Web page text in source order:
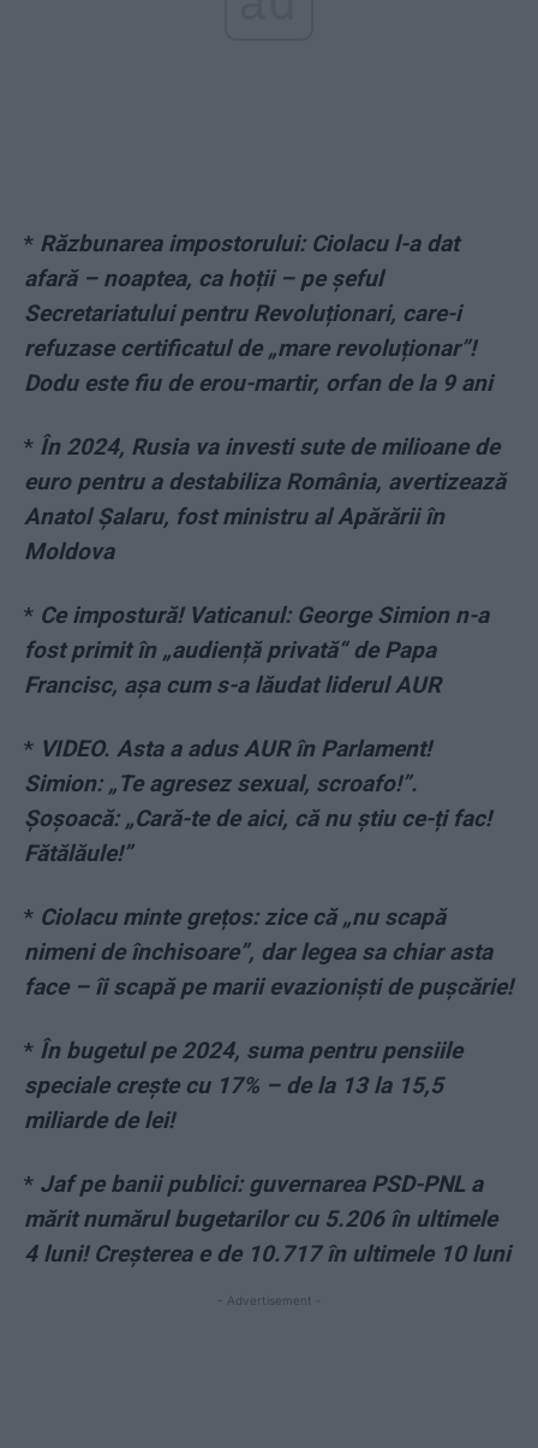
* Răzbunarea impostorului: Ciolacu l-a dat
afară – noaptea, ca hoții – pe șeful
Secretariatului pentru Revoluționari, care-i
refuzase certificatul de „mare revoluționar”!
Dodu este fiu de erou-martir, orfan de la 9 ani
* În 2024, Rusia va investi sute de milioane de
euro pentru a destabiliza România, avertizează
Anatol Șalaru, fost ministru al Apărării în
Moldova
* Ce impostură! Vaticanul: George Simion n-a
fost primit în „audiență privată“ de Papa
Francisc, așa cum s-a lăudat liderul AUR
* VIDEO. Asta a adus AUR în Parlament!
Simion: „Te agresez sexual, scroafo!”.
Șoșoacă: „Cară-te de aici, că nu știu ce-ți fac!
Fătălăule!”
* Ciolacu minte grețos: zice că „nu scapă
nimeni de închisoare”, dar legea sa chiar asta
face – îi scapă pe marii evazioniști de pușcărie!
* În bugetul pe 2024, suma pentru pensiile
speciale crește cu 17% – de la 13 la 15,5
miliarde de lei!
* Jaf pe banii publici: guvernarea PSD-PNL a
mărit numărul bugetarilor cu 5.206 în ultimele
4 luni! Creșterea e de 10.717 în ultimele 10 luni
- Advertisement -